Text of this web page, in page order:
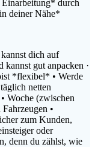
durch
deiner Nähe*
dich auf
kannst gut anpacken ·
*flexibel* • Werde
netten
Woche (zwischen
•
zum Kunden,
oder
denn du zählst, wie